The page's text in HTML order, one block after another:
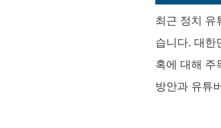
최근 정치 유
습니다. 대한
혹에 대해 주
방안과 유튜